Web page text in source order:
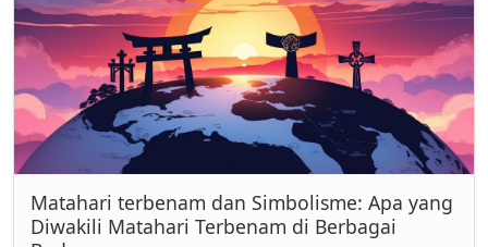
Matahari terbenam dan Simbolisme: Apa yang
Diwakili Matahari Terbenam di Berbagai